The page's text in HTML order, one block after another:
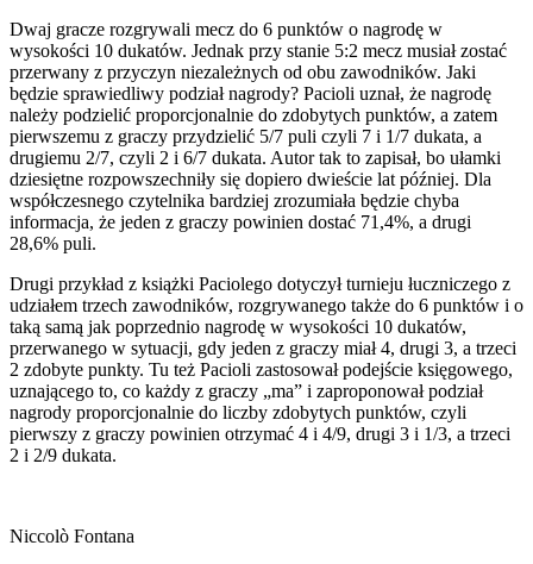
Dwaj gracze rozgrywali mecz do 6 punktów o nagrodę w
wysokości 10 dukatów. Jednak przy stanie 5:2 mecz musiał zostać
przerwany z przyczyn niezależnych od obu zawodników. Jaki
będzie sprawiedliwy podział nagrody? Pacioli uznał, że nagrodę
należy podzielić proporcjonalnie do zdobytych punktów, a zatem
pierwszemu z graczy przydzielić 5/7 puli czyli 7 i 1/7 dukata, a
drugiemu 2/7, czyli 2 i 6/7 dukata. Autor tak to zapisał, bo ułamki
dziesiętne rozpowszechniły się dopiero dwieście lat później. Dla
współczesnego czytelnika bardziej zrozumiała będzie chyba
informacja, że jeden z graczy powinien dostać 71,4%, a drugi
28,6% puli.
Drugi przykład z książki Paciolego dotyczył turnieju łuczniczego z
udziałem trzech zawodników, rozgrywanego także do 6 punktów i o
taką samą jak poprzednio nagrodę w wysokości 10 dukatów,
przerwanego w sytuacji, gdy jeden z graczy miał 4, drugi 3, a trzeci
2 zdobyte punkty. Tu też Pacioli zastosował podejście księgowego,
uznającego to, co każdy z graczy „ma” i zaproponował podział
nagrody proporcjonalnie do liczby zdobytych punktów, czyli
pierwszy z graczy powinien otrzymać 4 i 4/9, drugi 3 i 1/3, a trzeci
2 i 2/9 dukata.
Niccolò Fontana